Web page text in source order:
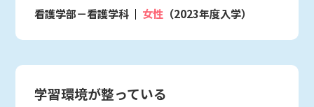
看護学部－看護学科
女性 （2023年度入学）
学習環境が整っている